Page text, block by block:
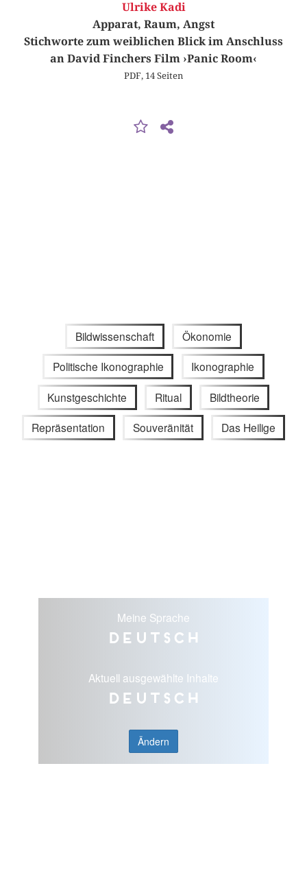
Ulrike Kadi
Apparat, Raum, Angst
Stichworte zum weiblichen Blick im Anschluss
an David Finchers Film ›Panic Room‹
PDF, 14 Seiten
Bildwissenschaft Ökonomie
Politische Ikonographie Ikonographie
Kunstgeschichte Ritual Bildtheorie
Repräsentation Souveränität Das Heilige
Meine Sprache
Deutsch
Aktuell ausgewählte Inhalte
Deutsch
Ändern